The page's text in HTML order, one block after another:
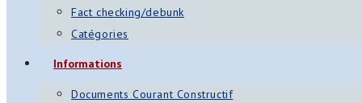
Fact checking/debunk
Catégories
Informations
Documents Courant Constructif